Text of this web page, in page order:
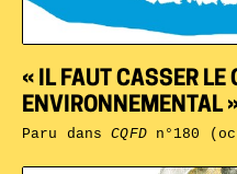
« IL FAUT CASSER LE
ENVIRONNEMENTAL
Paru dansCQFDn°180